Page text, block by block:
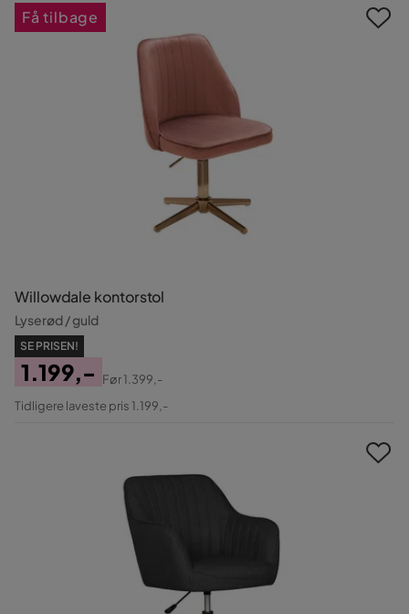
Willowdale kontorstol
Lyserød / guld
SE PRISEN!
Pris
1.199,-
Original
Før1.399,-
Tidligere laveste pris 1.199,-
Få tilbage